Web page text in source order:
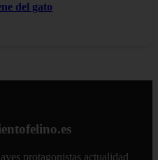
del gato
aves protagonistas actualidad